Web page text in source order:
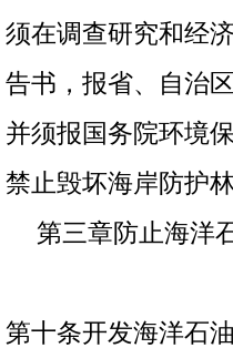
须在调查研究和经
告书，报省、自治
并须报国务院环境
禁止毁坏海岸防护
第三章防止海洋
第十条开发海洋石